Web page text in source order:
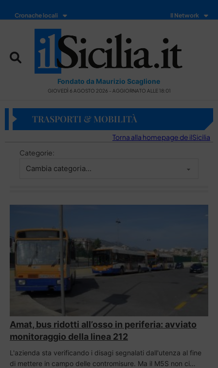
Cronache locali Il Network
Fondato da Maurizio Scaglione
GIOVEDÌ 6 AGOSTO 2026 - AGGIORNATO ALLE 18:01
TRASPORTI & MOBILITÀ
Torna alla homepage de ilSicilia
Categorie:
Amat, bus ridotti all’osso in periferia: avviato
monitoraggio della linea 212
L'azienda sta verificando i disagi segnalati dall'utenza al fine
di mettere in campo delle contromisure. Ma il M5S non ci…